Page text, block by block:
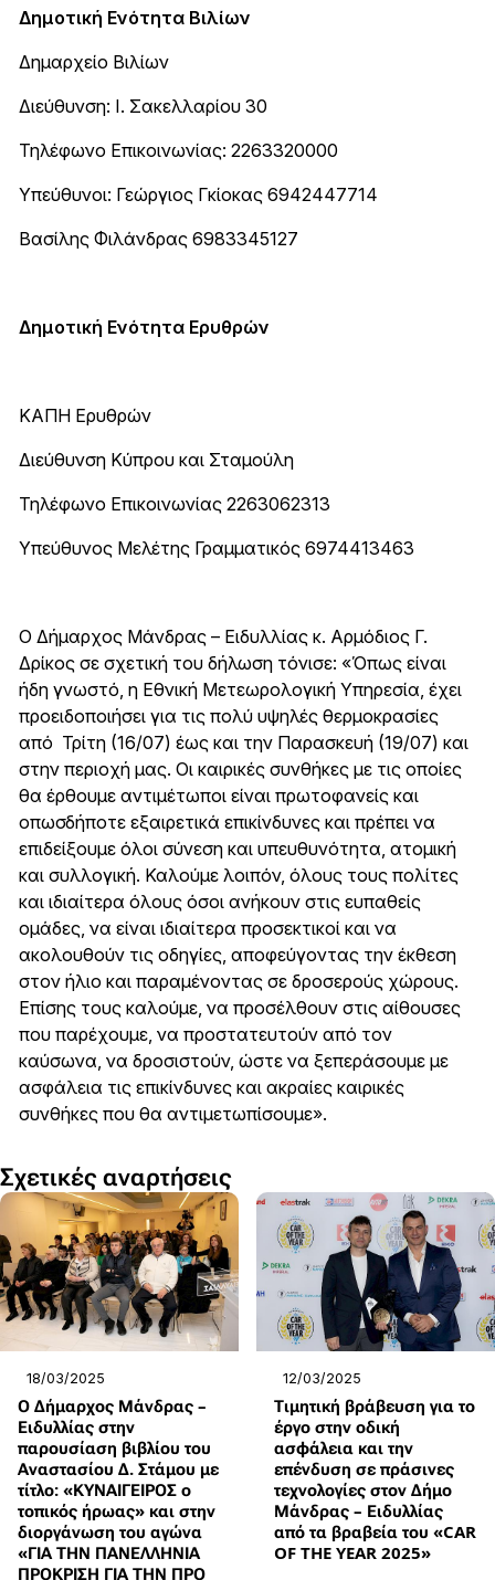
Δημοτική Ενότητα Βιλίων
Δημαρχείο Βιλίων
Διεύθυνση: Ι. Σακελλαρίου 30
Τηλέφωνο Επικοινωνίας: 2263320000
Υπεύθυνοι: Γεώργιος Γκίοκας 6942447714
Βασίλης Φιλάνδρας 6983345127
Δημοτική Ενότητα Ερυθρών
ΚΑΠΗ Ερυθρών
Διεύθυνση Κύπρου και Σταμούλη
Τηλέφωνο Επικοινωνίας 2263062313
Υπεύθυνος Μελέτης Γραμματικός 6974413463
Ο Δήμαρχος Μάνδρας – Ειδυλλίας κ. Αρμόδιος Γ.
Δρίκος σε σχετική του δήλωση τόνισε: «Όπως είναι
ήδη γνωστό, η Εθνική Μετεωρολογική Υπηρεσία, έχει
προειδοποιήσει για τις πολύ υψηλές θερμοκρασίες
από Τρίτη (16/07) έως και την Παρασκευή (19/07) και
στην περιοχή μας. Οι καιρικές συνθήκες με τις οποίες
θα έρθουμε αντιμέτωποι είναι πρωτοφανείς και
οπωσδήποτε εξαιρετικά επικίνδυνες και πρέπει να
επιδείξουμε όλοι σύνεση και υπευθυνότητα, ατομική
και συλλογική. Καλούμε λοιπόν, όλους τους πολίτες
και ιδιαίτερα όλους όσοι ανήκουν στις ευπαθείς
ομάδες, να είναι ιδιαίτερα προσεκτικοί και να
ακολουθούν τις οδηγίες, αποφεύγοντας την έκθεση
στον ήλιο και παραμένοντας σε δροσερούς χώρους.
Επίσης τους καλούμε, να προσέλθουν στις αίθουσες
που παρέχουμε, να προστατευτούν από τον
καύσωνα, να δροσιστούν, ώστε να ξεπεράσουμε με
ασφάλεια τις επικίνδυνες και ακραίες καιρικές
συνθήκες που θα αντιμετωπίσουμε».
Σχετικές αναρτήσεις
18/03/2025
Ο Δήμαρχος Μάνδρας –
Ειδυλλίας στην
παρουσίαση βιβλίου του
Αναστασίου Δ. Στάμου με
τίτλο: «ΚΥΝΑΙΓΕΙΡΟΣ ο
τοπικός ήρωας» και στην
διοργάνωση του αγώνα
«ΓΙΑ ΤΗΝ ΠΑΝΕΛΛΗΝΙΑ
ΠΡΟΚΡΙΣΗ ΓΙΑ ΤΗΝ ΠΡΟ
12/03/2025
Τιμητική βράβευση για το
έργο στην οδική
ασφάλεια και την
επένδυση σε πράσινες
τεχνολογίες στον Δήμο
Μάνδρας – Ειδυλλίας
από τα βραβεία του «CAR
OF THE YEAR 2025»